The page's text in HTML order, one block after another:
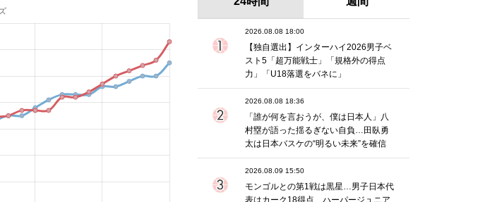
2026.08.08 18:00
【独自選出】インターハイ2026男子ベ
スト5「超万能戦士」「規格外の得点
力」「U18落選をバネに」
2026.08.08 18:36
「誰が何を言おうが、僕は日本人」八
村塁が語った揺るぎない自負…田臥勇
太は日本バスケの“明るい未来”を確信
2026.08.09 15:50
モンゴルとの第1戦は黒星…男子日本代
表はカーク18得点、ハーパージュニア